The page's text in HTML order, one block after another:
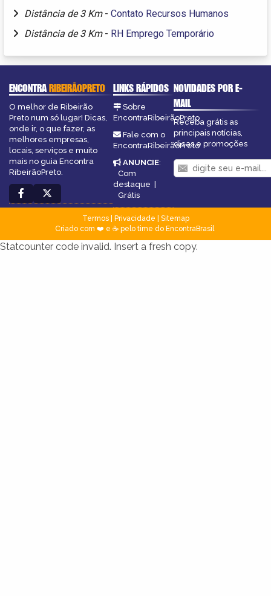
Distância de 3 Km - Contato Recursos Humanos
Distância de 3 Km - RH Emprego Temporário
ENCONTRARIBEIRÃOPRETO
O melhor de Ribeirão
Preto num só lugar! Dicas,
onde ir, o que fazer, as
melhores empresas,
locais, serviços e muito
mais no guia Encontra
RibeirãoPreto.
LINKS RÁPIDOS
Sobre
EncontraRibeirãoPreto
Fale com o
EncontraRibeirãoPreto
ANUNCIE:
Com
destaque |
Grátis
NOVIDADES POR E-
MAIL
Receba grátis as
principais notícias,
dicas e promoções
Termos| Privacidade
Sitemap
Criado com ❤️ e ☕ pelo time do EncontraBrasil
Statcounter code invalid. Insert a fresh copy.